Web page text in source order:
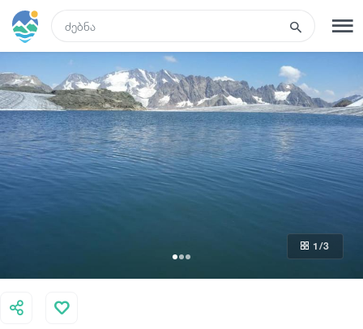
რეგისტრაცია შესვლა
რა ვნახოთ
სასტუმროები
1 /3